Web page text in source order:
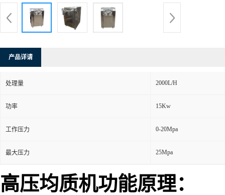
产品详请
处理量 2000L/H
功率 15Kw
工作压力 0-20Mpa
最大压力 25Mpa
高压均质机功能原理：